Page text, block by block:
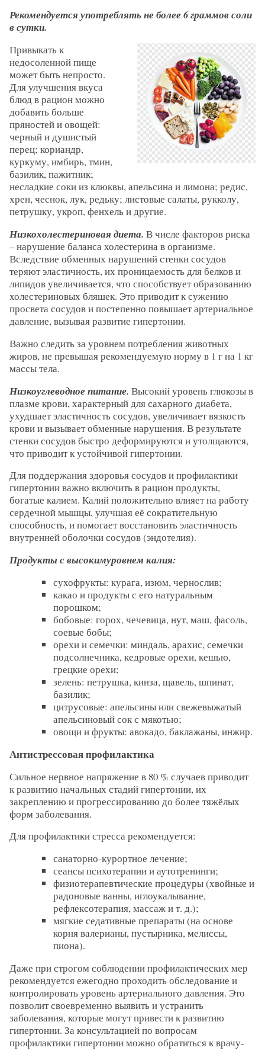
Рекомендуется употреблять не более 6 граммов соли
в сутки.
Привыкать к
недосоленной пище
может быть непросто.
Для улучшения вкуса
блюд в рацион можно
добавить больше
пряностей и овощей:
черный и душистый
перец; кориандр,
куркуму, имбирь, тмин,
базилик, пажитник;
несладкие соки из клюквы, апельсина и лимона; редис,
хрен, чеснок, лук, редьку; листовые салаты, рукколу,
петрушку, укроп, фенхель и другие.
Низкохолестериновая диета. В числе факторов риска
– нарушение баланса холестерина в организме.
Вследствие обменных нарушений стенки сосудов
теряют эластичность, их проницаемость для белков и
липидов увеличивается, что способствует образованию
холестериновых бляшек. Это приводит к сужению
просвета сосудов и постепенно повышает артериальное
давление, вызывая развитие гипертонии.
Важно следить за уровнем потребления животных
жиров, не превышая рекомендуемую норму в 1 г на 1 кг
массы тела.
Низкоуглеводное питание. Высокий уровень глюкозы в
плазме крови, характерный для сахарного диабета,
ухудшает эластичность сосудов, увеличивает вязкость
крови и вызывает обменные нарушения. В результате
стенки сосудов быстро деформируются и утолщаются,
что приводит к устойчивой гипертонии.
Для поддержания здоровья сосудов и профилактики
гипертонии важно включить в рацион продукты,
богатые калием. Калий положительно влияет на работу
сердечной мышцы, улучшая её сократительную
способность, и помогает восстановить эластичность
внутренней оболочки сосудов (эндотелия).
Продукты с высокимуровнем калия:
сухофрукты: курага, изюм, чернослив;
какао и продукты с его натуральным
порошком;
бобовые: горох, чечевица, нут, маш, фасоль,
соевые бобы;
орехи и семечки: миндаль, арахис, семечки
подсолнечника, кедровые орехи, кешью,
грецкие орехи;
зелень: петрушка, кинза, щавель, шпинат,
базилик;
цитрусовые: апельсины или свежевыжатый
апельсиновый сок с мякотью;
овощи и фрукты: авокадо, баклажаны, инжир.
Антистрессовая профилактика
Сильное нервное напряжение в 80 % случаев приводит
к развитию начальных стадий гипертонии, их
закреплению и прогрессированию до более тяжёлых
форм заболевания.
Для профилактики стресса рекомендуется:
санаторно-курортное лечение;
сеансы психотерапии и аутотренинги;
физиотерапевтические процедуры (хвойные и
радоновые ванны, иглоукалывание,
рефлексотерапия, массаж и т. д.);
мягкие седативные препараты (на основе
корня валерианы, пустырника, мелиссы,
пиона).
Даже при строгом соблюдении профилактических мер
рекомендуется ежегодно проходить обследование и
контролировать уровень артериального давления. Это
позволит своевременно выявить и устранить
заболевания, которые могут привести к развитию
гипертонии. За консультацией по вопросам
профилактики гипертонии можно обратиться к врачу-